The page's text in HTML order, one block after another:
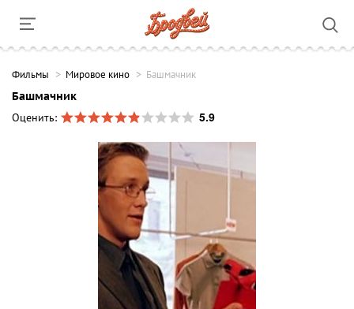
Фильмы Мировое кино Башмачник
Башмачник
Оценить:
5.9